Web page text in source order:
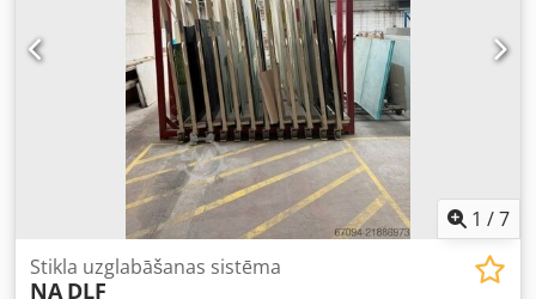
1 /7
Stikla uzglabāšanas sistēma
NA DLF